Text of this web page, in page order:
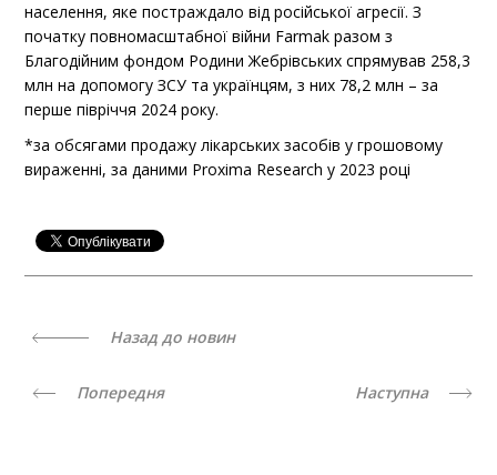
населення, яке постраждало від російської агресії. З
початку повномасштабної війни Farmak разом з
Благодійним фондом Родини Жебрівських спрямував 258,3
млн на допомогу ЗСУ та українцям, з них 78,2 млн – за
перше півріччя 2024 року.
*за обсягами продажу лікарських засобів у грошовому
вираженні, за даними Proxima Research у 2023 році
Назад до новин
Попередня Наступна